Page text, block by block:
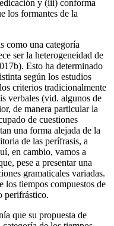
y (iii) conforma
los formantes de la
como una categoría
ser la heterogeneidad de
Esto ha determinado
según los estudios
criterios tradicionalmente
verbales (vid. algunos de
de manera particular la
de cuestiones
una forma alejada de la
de las perífrasis, a
en cambio, vamos a
pese a presentar una
gramaticales variadas.
los tiempos compuestos de
perifrástico.
que su propuesta de